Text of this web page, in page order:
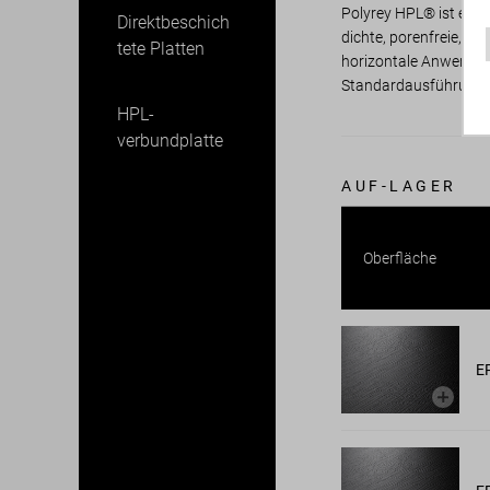
Direktbeschich
tete Platten
HPL-
verbundplatte
Polyrey HPL® ist ein
dichte, porenfreie,
horizontale
AUF-LAGER
Oberfläche